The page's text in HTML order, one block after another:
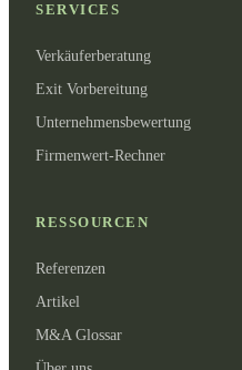
SERVICES
Verkäuferberatung
Exit Vorbereitung
Unternehmensbewertung
Firmenwert-Rechner
RESSOURCEN
Referenzen
Artikel
M&A Glossar